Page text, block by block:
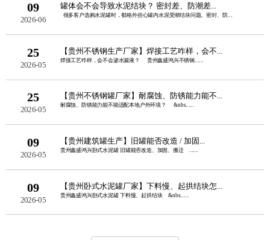
09
2026-06
罐体会不会导致水泥结块？ 密封差、防潮差...
很多客户选购水泥罐时，都格外担心罐内水泥受潮结块问题。密封、防潮性......
25
2026-05
【贵州不锈钢生产厂家】焊接工艺咋样，会不...
焊接工艺咋样，会不会渗水漏液？ 贵州鑫盛鸿兴不锈钢......
25
2026-05
【贵州不锈钢罐厂家】耐腐蚀、防锈能力能不...
耐腐蚀、防锈能力能不能适配本地户外环境？ &nbs......
09
2026-05
【贵州建筑罐生产】旧罐能否改造 / 加固...
贵州鑫盛鸿兴卧式水泥罐 旧罐能否改造、加固、搬迁 ......
09
2026-05
【贵州卧式水泥罐厂家】下料慢、起拱结块怎...
贵州鑫盛鸿兴卧式水泥罐 下料慢、起拱结块 &nbs......